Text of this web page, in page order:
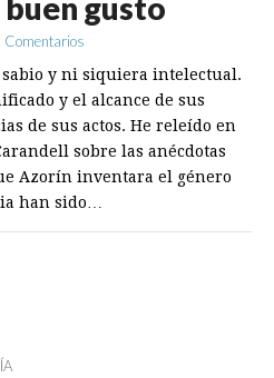
buen gusto
Comentarios
y ni siquiera intelectual.
y el alcance de sus
de sus actos. He releído en
sobre las anécdotas
Azorín inventara el género
han sido…